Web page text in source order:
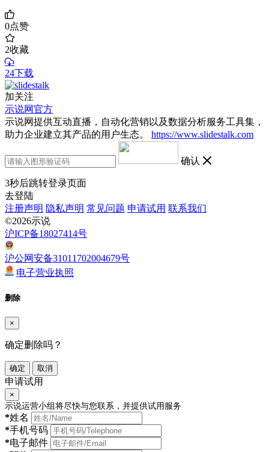
0点赞
2收藏
24下载
加关注
示说网官方
示说网提供互动直播，自动化营销以及数据分析服务工具集，
助力企业建立其产品的用户生态。
https://www.slidestalk.com
确认
3秒后跳转登录页面
去登陆
注册声明 隐私声明 常见问题 申请试用 联系我们
©2026示说
沪ICP备18027414号
沪公网安备31011702004679号
电子营业执照
删除
×
确定删除吗？
确定 取消
申请试用
×
示说运营小组将尽快与您联系，并提供试用服务
*姓名
*手机号码
*电子邮件